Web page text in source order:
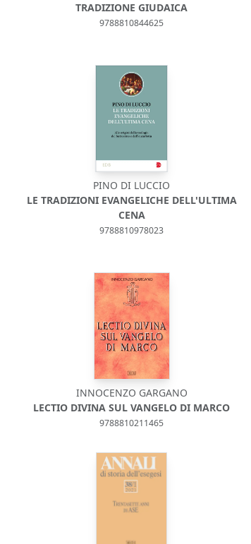
TRADIZIONE GIUDAICA
9788810844625
PINO DI LUCCIO
LE TRADIZIONI EVANGELICHE DELL'ULTIMA
CENA
9788810978023
INNOCENZO GARGANO
LECTIO DIVINA SUL VANGELO DI MARCO
9788810211465